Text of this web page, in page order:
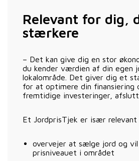
Relevant for dig,
stærkere
– Det kan give dig en stor
du kender værdien af din egen
lokalområde. Det giver dig et
for at optimere din finansiering
fremtidige investeringer,
Et JordprisTjek er især
overvejer at sælge jord og vil
prisniveauet i området